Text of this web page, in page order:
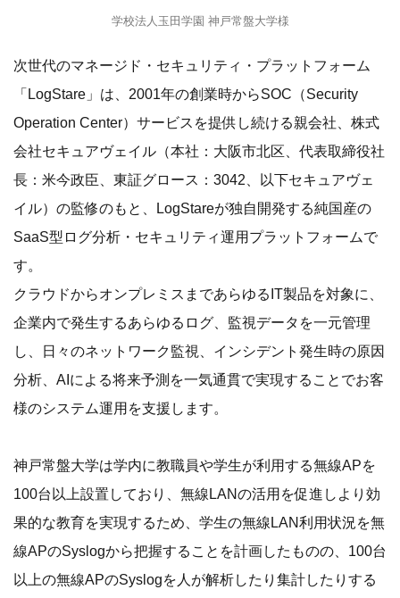
学校法人玉田学園 神戸常盤大学様
次世代のマネージド・セキュリティ・プラットフォーム
「LogStare」は、2001年の創業時からSOC（Security
Operation Center）サービスを提供し続ける親会社、株式
会社セキュアヴェイル（本社：大阪市北区、代表取締役社
長：米今政臣、東証グロース：3042、以下セキュアヴェ
イル）の監修のもと、LogStareが独自開発する純国産の
SaaS型ログ分析・セキュリティ運用プラットフォームで
す。
クラウドからオンプレミスまであらゆるIT製品を対象に、
企業内で発生するあらゆるログ、監視データを一元管理
し、日々のネットワーク監視、インシデント発生時の原因
分析、AIによる将来予測を一気通貫で実現することでお客
様のシステム運用を支援します。
神戸常盤大学は学内に教職員や学生が利用する無線APを
100台以上設置しており、無線LANの活用を促進しより効
果的な教育を実現するため、学生の無線LAN利用状況を無
線APのSyslogから把握することを計画したものの、100台
以上の無線APのSyslogを人が解析したり集計したりする